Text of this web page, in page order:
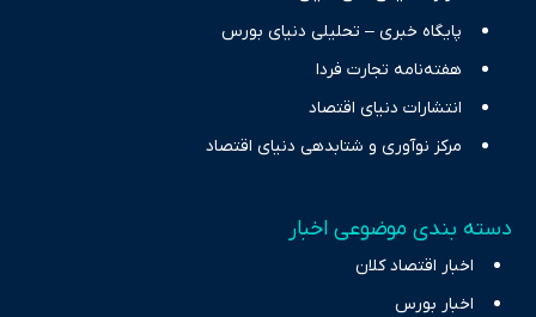
پایگاه خبری – تحلیلی دنیای بورس
هفته‌نامه تجارت فردا
انتشارات دنیای اقتصاد
مرکز نوآوری و شتابدهی دنیای اقتصاد
دسته بندی موضوعی اخبار
اخبار اقتصاد کلان
اخبار بورس